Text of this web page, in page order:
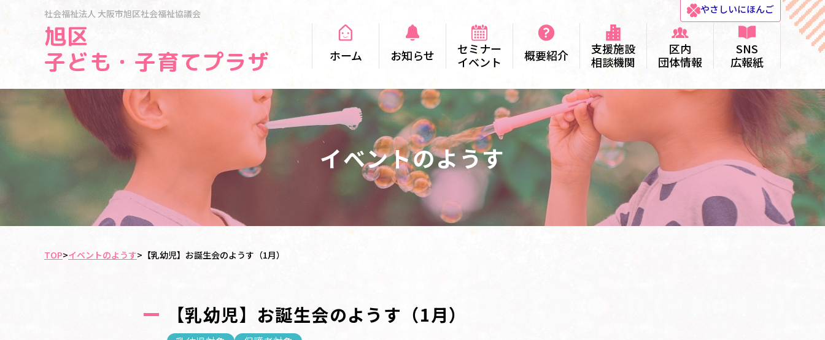
社会福祉法人 大阪市旭区社会福祉協議会
旭区
子ども・子育てプラザ
やさしいにほんご
ホーム お知らせ
セミナー
イベント
概要紹介
支援施設
相談機関
区内
団体情報
SNS
広報紙
イベントのようす
TOP>イベントのようす> 【乳幼児】お誕生会のようす（1月）
【乳幼児】お誕生会のようす（1月）